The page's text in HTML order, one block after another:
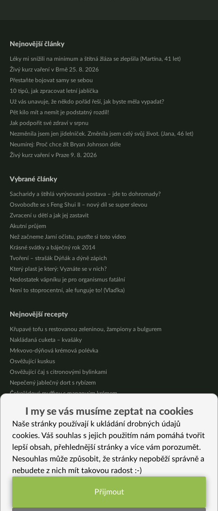
Nejnovější články
Léky mi snížili na minimum a štítná žláza se zlepšila (Martina, 41 let)
Živý kurz vaření v Brně 25. 8. 2026
Přestaňte bojovat samy se sebou
10 tipů, jak zpracovat letní jablíčka
Už vás unavuje, že někdo pořád řeší, jak byste měla vypadat?
Pět kilo mít a nemít je podstatný rozdíl!
Jak podpořit své zdraví v srpnu
Nezměnila jsem jen jídelníček. Změnila jsem celý svůj život. (Jana, 46 let)
Neumírej: Proč chce žít Bryan Johnson déle
Živý kurz vaření v Praze 9. 8. 2026
Vybrané články
Sacharidy a štíhlá vyrýsovaná postava – jde to dohromady?
Osvoboďte se s Feng Shui II – nový díl se super slevou
Zvracení u dětí a jak jej zastavit
Akutní průjem
Než začneme Jarní očistu, pusťte si toto video
Krásné svátky a báječný rok 2014
Tvoření – strašák Dýňák a dýně zápich
Který plast je který: Vyznáte se v nich?
Nedostatek vápníku je pro organismus fatální
Není to stoprocentní, ale funguje to! (Vlaďka)
Nejnovější recepty
Křupavé tofu s restovanou zeleninou, žampiony a bulgurem
Nakládaná cuketa – kvašáky
Mrkvovo-dýňová krémová polévka
Osvěžující kuskus
Osvěžující čaj s citronovými bylinkami
Nepečený jablečný dort s rybízem
Čokoládové muffiny s mangovým krémem
Krémová zeleninová polévka s koprem a vločkami
Celozrnná rýže basmati se zeleninou
Vybrané recepty
Klíčíme vojtěšku Alfalfa
Zelenina s omáčkou Mitarashi
I my se vás musíme zeptat na cookies
Naše stránky používají k ukládání drobných údajů
cookies. Váš souhlas s jejich použitím nám pomáhá tvořit
lepší obsah, přehlednější stránky a více vám porozumět.
Nesouhlas může způsobit, že stránky nepoběží správně a
nebudete z nich mít takovou radost :-)
Funkční nastavení potřebujeme (vždy
Přijmout